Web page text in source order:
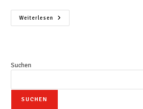
Weiterlesen
Suchen
SUCHEN